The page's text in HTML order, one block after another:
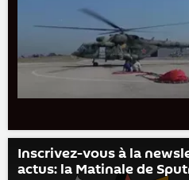
Inscrivez-vous à la
actus: la Matinale de